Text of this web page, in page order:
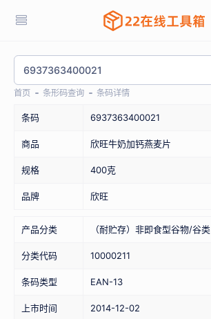
首页 条形码查询 条码详情
条码 6937363400021
商品 欣旺牛奶加钙燕麦片
规格 400克
品牌 欣旺
产品分类 （耐贮存）非即食型谷物/谷类
分类代码 10000211
条码类型 EAN-13
上市时间 2014-12-02